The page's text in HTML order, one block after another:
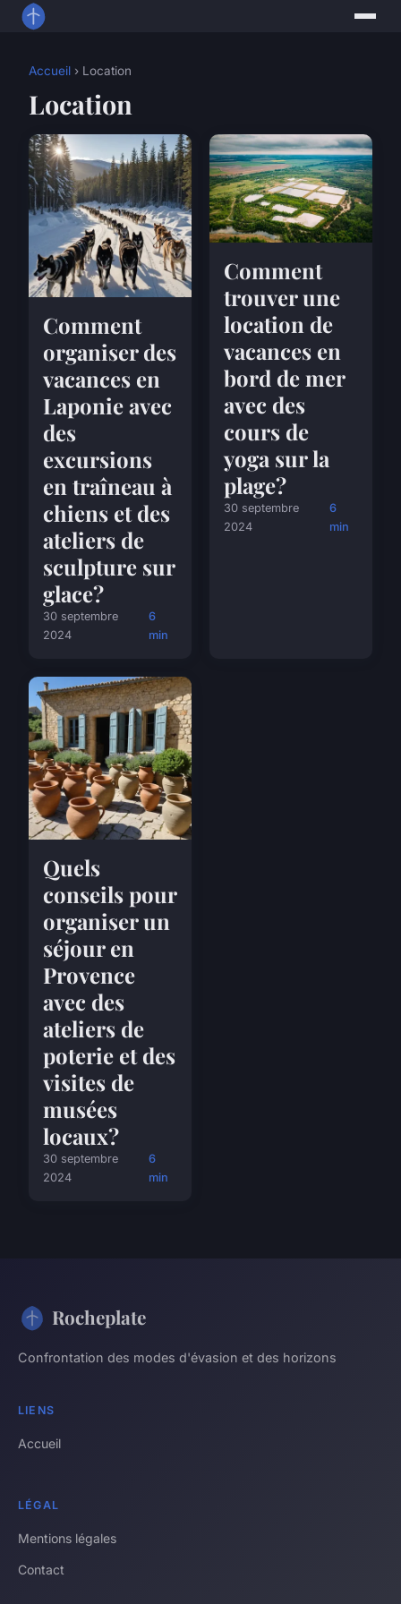
Accueil › Location
Location
Comment
organiser des
vacances en
Laponie avec
des
excursions
en traîneau à
chiens et des
ateliers de
sculpture sur
glace?
30 septembre
2024
6
min
Comment
trouver une
location de
vacances en
bord de mer
avec des
cours de
yoga sur la
plage?
30 septembre
2024
6
min
Quels
conseils pour
organiser un
séjour en
Provence
avec des
ateliers de
poterie et des
visites de
musées
locaux?
30 septembre
2024
6
min
Rocheplate
Confrontation des modes d'évasion et des horizons
LIENS
Accueil
LÉGAL
Mentions légales
Contact